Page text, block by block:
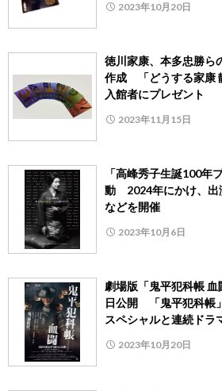
2023年10月20日
徳川家康、本多忠勝ら
作成 「どうする家康
入館者にプレゼント
2023年11月15日
「高峰秀子生誕100年
動 2024年にかけ、出
などを開催
2023年10月6日
劇場版「鬼平犯科帳
日公開 「鬼平犯科帳
スペシャルと連続ドラ
2023年10月20日